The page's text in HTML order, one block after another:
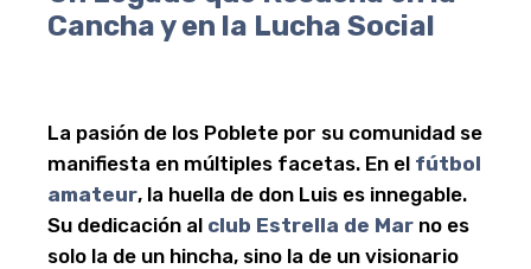
Cancha y en la Lucha Social
La pasión de los Poblete por su comunidad se
manifiesta en múltiples facetas. En el fútbol
amateur, la huella de don Luis es innegable.
Su dedicación al club Estrella de Mar no es
solo la de un hincha, sino la de un visionario